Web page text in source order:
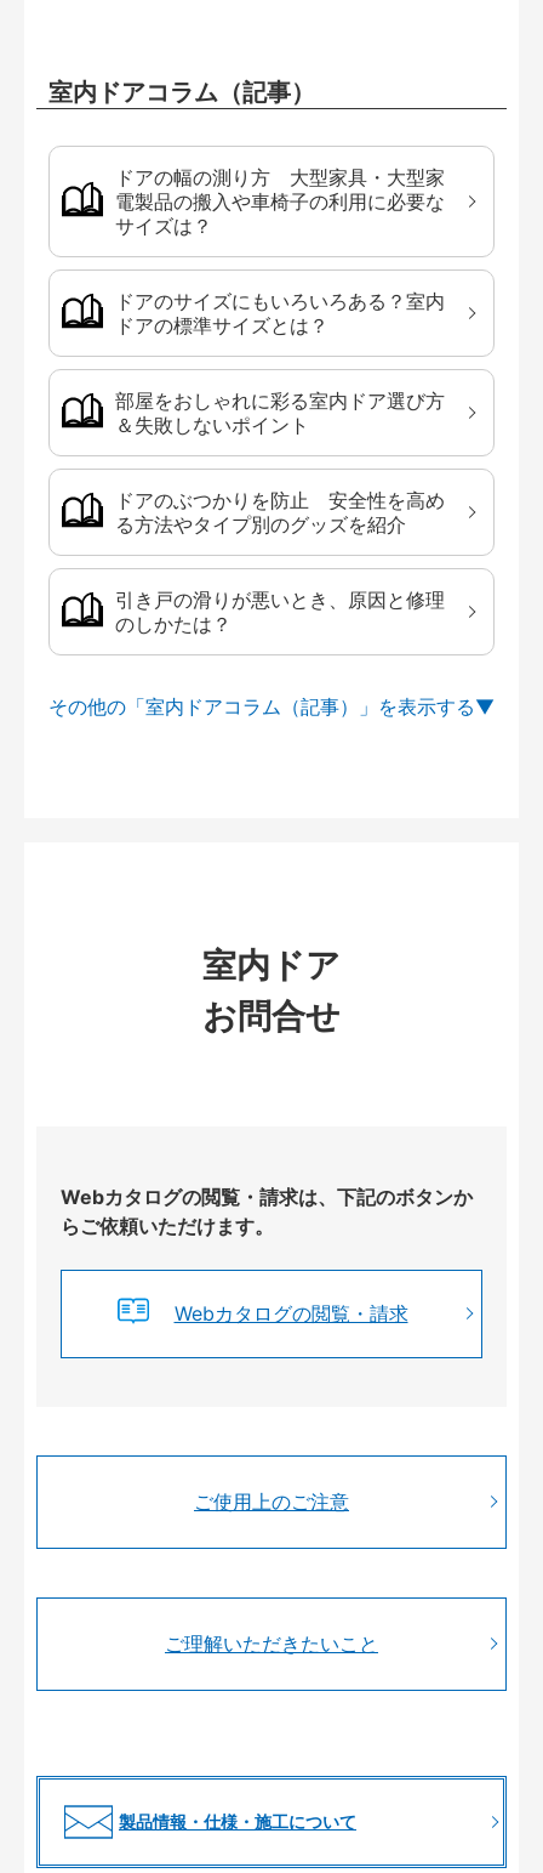
室内ドアコラム（記事）
ドアの幅の測り方 大型家具・大型家
電製品の搬入や車椅子の利用に必要な
サイズは？
ドアのサイズにもいろいろある？室内
ドアの標準サイズとは？
部屋をおしゃれに彩る室内ドア選び方
＆失敗しないポイント
ドアのぶつかりを防止 安全性を高め
る方法やタイプ別のグッズを紹介
引き戸の滑りが悪いとき、原因と修理
のしかたは？
その他の「室内ドアコラム（記事）」を
室内ドア
お問合せ
Webカタログの閲覧・請求は、下記のボタンか
らご依頼いただけます。
Webカタログの閲覧・請求
ご使用上のご注意
ご理解いただきたいこと
製品情報・仕様・施工について